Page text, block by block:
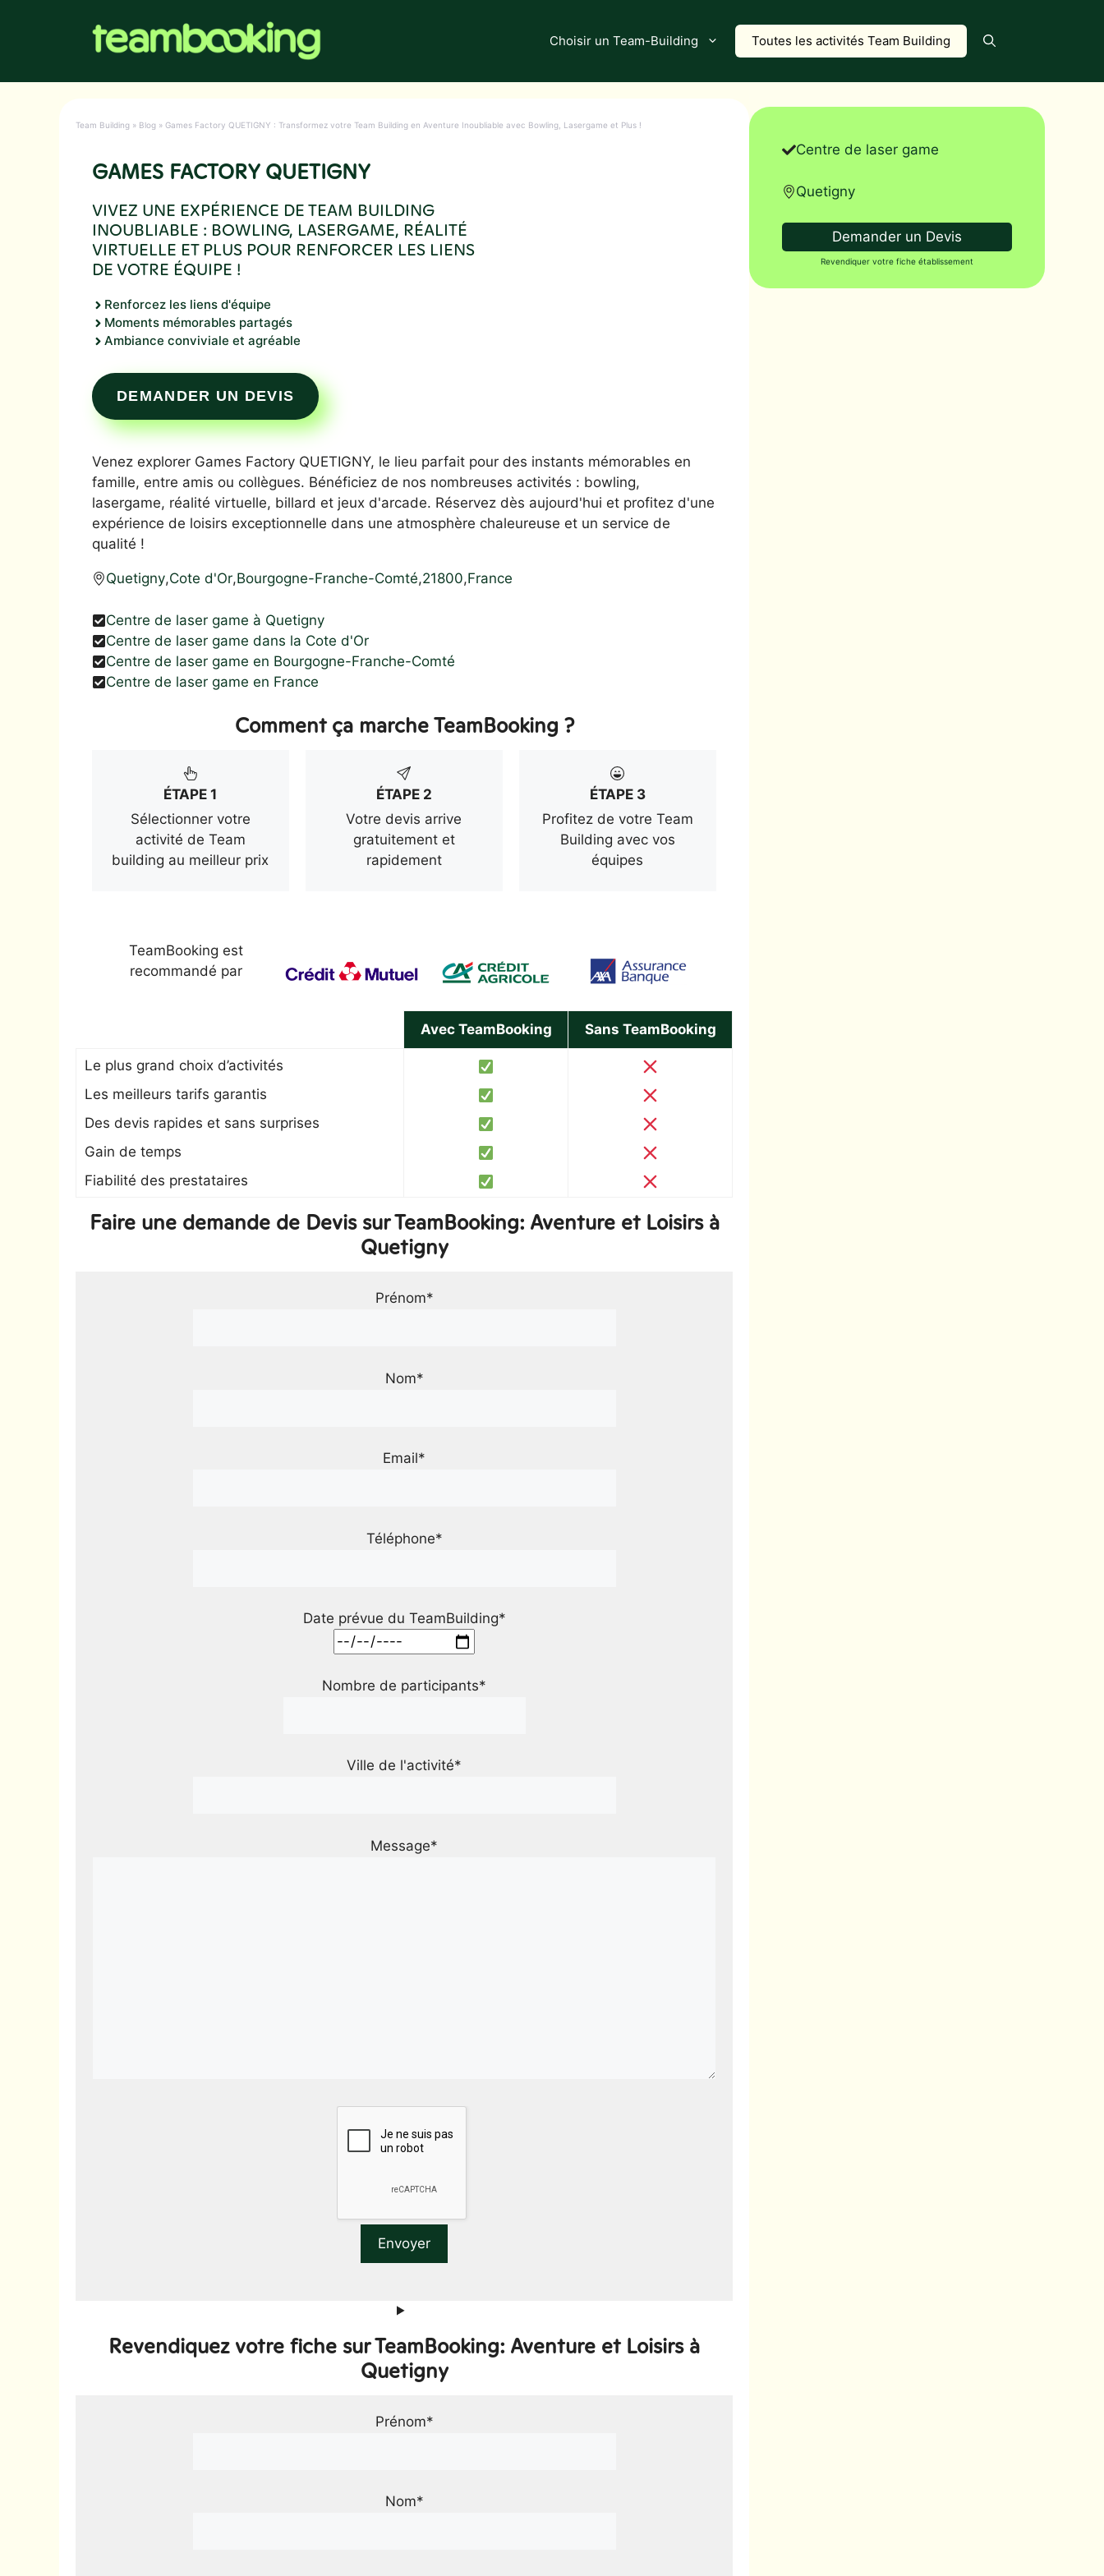
Choisir un Team-Building Toutes les activités Team Building
Team Building » Blog » Games Factory QUETIGNY : Transformez votre Team Building en Aventure Inoubliable avec Bowling, Lasergame et Plus !
GAMES FACTORY QUETIGNY
VIVEZ UNE EXPÉRIENCE DE TEAM BUILDING
INOUBLIABLE : BOWLING, LASERGAME, RÉALITÉ
VIRTUELLE ET PLUS POUR RENFORCER LES LIENS
DE VOTRE ÉQUIPE !
Renforcez les liens d'équipe
Moments mémorables partagés
Ambiance conviviale et agréable
DEMANDER UN DEVIS
Venez explorer Games Factory QUETIGNY, le lieu parfait pour des instants mémorables en
famille, entre amis ou collègues. Bénéficiez de nos nombreuses activités : bowling,
lasergame, réalité virtuelle, billard et jeux d'arcade. Réservez dès aujourd'hui et profitez d'une
expérience de loisirs exceptionnelle dans une atmosphère chaleureuse et un service de
qualité !
Quetigny,Cote d'Or,Bourgogne-Franche-Comté,21800,France
Centre de laser game à Quetigny
Centre de laser game dans la Cote d'Or
Centre de laser game en Bourgogne-Franche-Comté
Centre de laser game en France
Comment ça marche TeamBooking ?
ÉTAPE 1
Sélectionner votre
activité de Team
building au meilleur prix
ÉTAPE 2
Votre devis arrive
gratuitement et
rapidement
ÉTAPE 3
Profitez de votre Team
Building avec vos
équipes
TeamBooking est
recommandé par
Avec TeamBooking Sans TeamBooking
Le plus grand choix d’activités
Les meilleurs tarifs garantis
Des devis rapides et sans surprises
Gain de temps
Fiabilité des prestataires
Faire une demande de Devis sur TeamBooking: Aventure et Loisirs à
Quetigny
Prénom*
Nom*
Email*
Téléphone*
Date prévue du TeamBuilding*
Nombre de participants*
Ville de l'activité*
Message*
Revendiquez votre fiche sur TeamBooking: Aventure et Loisirs à
Quetigny
Prénom*
Nom*
Centre de laser game
Quetigny
Demander un Devis
Revendiquer votre fiche établissement